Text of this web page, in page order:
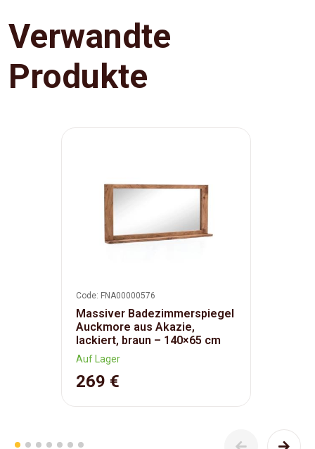
Verwandte
Produkte
Code: FNA00000576
Massiver Badezimmerspiegel
Auckmore aus Akazie,
lackiert, braun – 140×65 cm
Auf Lager
269 €